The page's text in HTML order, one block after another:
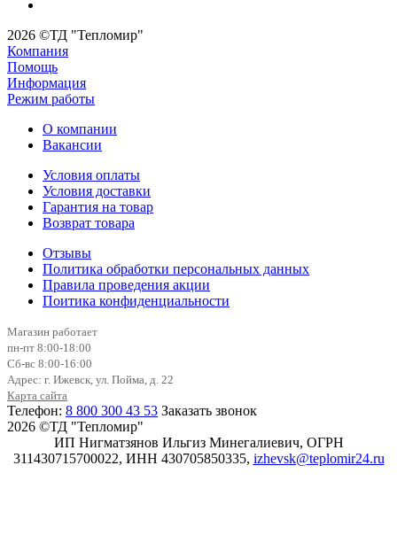
2026 ©ТД "Тепломир"
Компания
Помощь
Информация
Режим работы
О компании
Вакансии
Условия оплаты
Условия доставки
Гарантия на товар
Возврат товара
Отзывы
Политика обработки персональных данных
Правила проведения акции
Поитика конфиденциальности
Магазин работает
пн-пт 8:00-18:00
Сб-вс 8:00-16:00
Адрес: г. Ижевск, ул. Пойма, д. 22
Карта сайта
Телефон: 8 800 300 43 53 Заказать звонок
2026 ©ТД "Тепломир"
ИП Нигматзянов Ильгиз Минегалиевич, ОГРН
311430715700022, ИНН 430705850335, izhevsk@teplomir24.ru